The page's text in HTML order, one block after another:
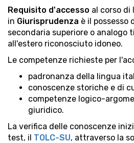
Requisito d'accesso al corso di
in Giurisprudenza è il possesso
secondaria superiore o analogo
all'estero riconosciuto idoneo.
Le competenze richieste per
padronanza della lingua
conoscenze storiche e di
competenze logico-
giuridico.
La verifica delle conoscenze
test, il TOLC-SU, attraverso la